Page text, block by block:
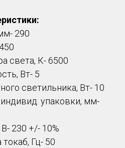
290
света, К- 6500
Вт- 5
светильника, Вт- 10
упаковки, мм-
230 +/- 10%
Гц- 50